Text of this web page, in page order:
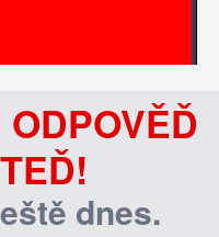
dnes.